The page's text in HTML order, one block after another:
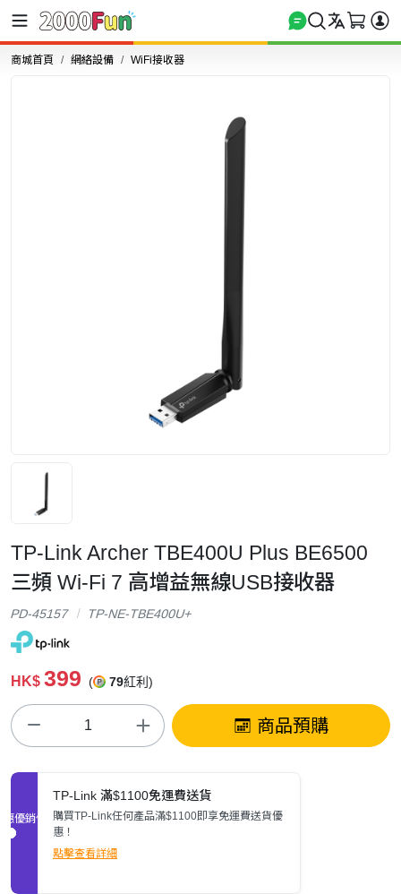
商城首頁 網絡設備 WiFi接收器
TP-Link Archer TBE400U Plus BE6500
三頻 Wi-Fi 7 高增益無線USB接收器
PD-45157 TP-NE-TBE400U+
HK$ 399 ( 79紅利)
商品預購
促銷優惠
TP-Link 滿$1100免運費送貨
購買TP-Link任何產品滿$1100即享免運費送貨優
惠！
點擊查看詳細